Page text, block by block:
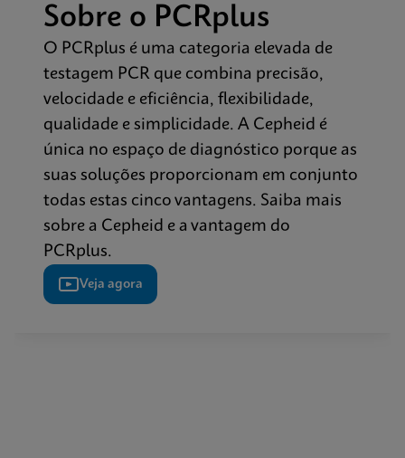
Sobre o PCRplus
O PCRplus é uma categoria elevada de
testagem PCR que combina precisão,
velocidade e eficiência, flexibilidade,
qualidade e simplicidade. A Cepheid é
única no espaço de diagnóstico porque as
suas soluções proporcionam em conjunto
todas estas cinco vantagens. Saiba mais
sobre a Cepheid e a vantagem do
PCRplus.
Veja agora